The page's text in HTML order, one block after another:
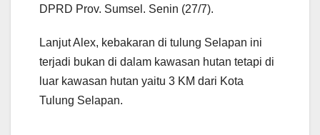
DPRD Prov. Sumsel. Senin (27/7).
Lanjut Alex, kebakaran di tulung Selapan ini
terjadi bukan di dalam kawasan hutan tetapi di
luar kawasan hutan yaitu 3 KM dari Kota
Tulung Selapan.